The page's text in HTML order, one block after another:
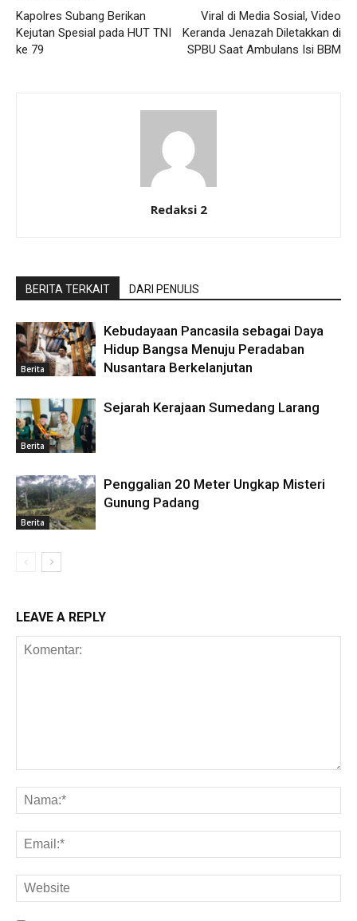
Kapolres Subang Berikan
Kejutan Spesial pada HUT TNI
ke 79
Viral di Media Sosial, Video
Keranda Jenazah Diletakkan di
SPBU Saat Ambulans Isi BBM
Redaksi 2
BERITA TERKAIT DARI PENULIS
Berita
Kebudayaan Pancasila sebagai Daya
Hidup Bangsa Menuju Peradaban
Nusantara Berkelanjutan
Berita
Sejarah Kerajaan Sumedang Larang
Berita
Penggalian 20 Meter Ungkap Misteri
Gunung Padang
LEAVE A REPLY